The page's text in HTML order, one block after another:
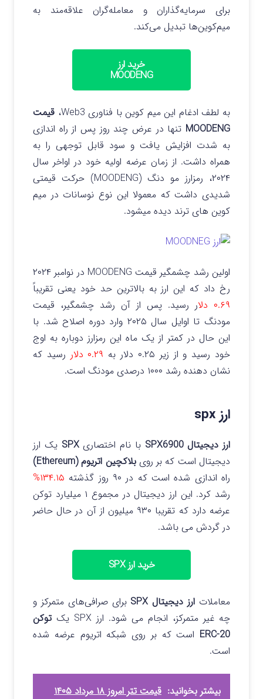
برای سرمایه‌گذاران و معامله‌گران علاقه‌مند به
میم‌کوین‌ها تبدیل می‌کند.
خرید ارز
MOODENG
به لطف ادغام این میم کوین با فناوری Web3،
قیمت
MOODENG تنها در عرض چند روز پس از راه‌ اندازی
به شدت افزایش یافت و سود قابل توجهی را به
همراه داشت. از زمان عرضه اولیه خود در اواخر سال
۲۰۲۴، رمزارز مو دنگ (MOODENG) حرکت قیمتی
شدیدی داشت که معمولا این نوع نوسانات در میم
کوین های ترند دیده میشود.
اولین رشد چشمگیر قیمت MOODENG در نوامبر ۲۰۲۴
رخ داد که این ارز به بالاترین حد خود یعنی تقریباً
۰.۶۹ دلا
ر رسید. پس از آن رشد چشمگیر، قیمت
مودنگ تا اوایل سال ۲۰۲۵ وارد دوره اصلاح شد. با
این حال در کمتر از یک ماه این رمزارز دوباره به اوج
خود رسید و از زیر ۰.۲۵ دلار به
۰.۲۹ دلار
رسید که
نشان دهنده رشد ۱۰۰۰ درصدی مودنگ است.
ارز spx
ارز دیجیتال SPX6900 با نام اختصاریSPX یک ارز
دیجیتال است که بر روی بلاکچین اتریوم (Ethereum)
راه اندازی شده است که در ۹۰ روز گذشته
۱۳۴.۱۵%
رشد کرد. این ارز دیجیتال در مجموع ۱ میلیارد توکن
عرضه دارد که تقریبا ۹۳۰ میلیون از آن در حال حاضر
در گردش می باشد.
خرید ارز SPX
معاملات ارز دیجیتال SPX
برای صرافی‌های متمرکز و
چه غیر متمرکز، انجام می‌ شود. ارز SPX یک
توکن
ERC-20 است که بر روی شبکه اتریوم عرضه شده
است.
بیشتر بخوانید: قیمت تتر امروز ۱۸ مرداد ۱۴۰۵